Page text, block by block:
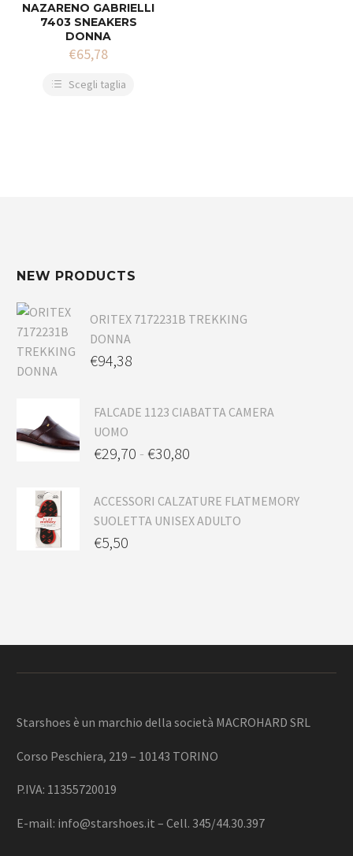
NAZARENO GABRIELLI
7403 SNEAKERS
DONNA
€65,78
Scegli taglia
NEW PRODUCTS
ORITEX 7172231B TREKKING
DONNA
€94,38
FALCADE 1123 CIABATTA CAMERA
UOMO
€29,70 - €30,80
ACCESSORI CALZATURE FLATMEMORY
SUOLETTA UNISEX ADULTO
€5,50
Starshoes è un marchio della società MACROHARD SRL
Corso Peschiera, 219 – 10143 TORINO
P.IVA: 11355720019
E-mail: info@starshoes.it – Cell. 345/44.30.397